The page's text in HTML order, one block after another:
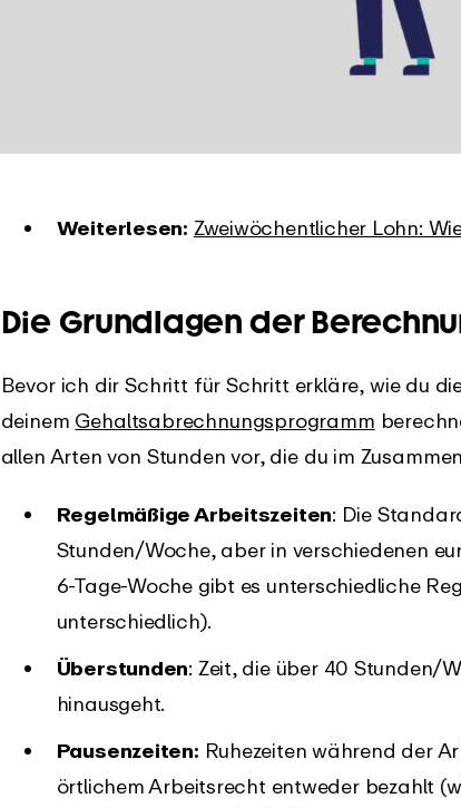
Weiterlesen: Zweiwöchentlicher Lohn:
Die Grundlagen der
Bevor ich dir Schritt für Schritt erkläre, wie du
deinem Gehaltsabrechnungsprogramm
allen Arten von Stunden vor, die du im
Regelmäßige Arbeitszeiten: Die
Stunden/Woche, aber in verschiedenen
6-Tage-Woche gibt es unterschiedliche
unterschiedlich).
Überstunden: Zeit, die über 40 Stunden/
hinausgeht.
Pausenzeiten: Ruhezeiten während der
örtlichem Arbeitsrecht entweder bezahlt